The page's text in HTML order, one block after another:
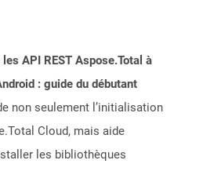
API REST Aspose.Total à
: guide du débutant
non seulement l’initialisation
Cloud, mais aide
les bibliothèques